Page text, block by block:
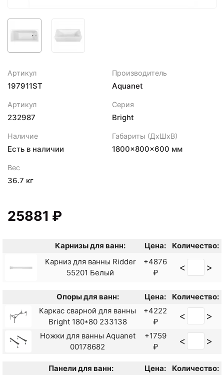
Артикул
197911ST
Производитель
Aquanet
Артикул
232987
Серия
Bright
Наличие
Есть в наличии
Габариты (ДхШхВ)
1800×800×600 мм
Вес
36.7 кг
25881 ₽
Карнизы для ванн: Цена:
Количество:
Карниз для ванны Ridder
55201 Белый
+4876
₽
< >
Опоры для ванн: Цена:
Количество:
Каркас сварной для ванны
Bright 180*80 233138
+4222
₽
< >
Ножки для ванны Aquanet
00178682
+1759
₽
< >
Панели для ванн: Цена:
Количество: